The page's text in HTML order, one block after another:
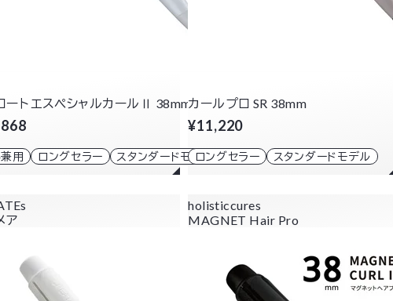
ート エスペシャルカールⅡ 38mm
用 ロングセラー スタンダードモデル
カールプロ SR 38mm
¥11,220
ロングセラー スタンダードモデル
ア
holisticcures
MAGNET Hair Pro